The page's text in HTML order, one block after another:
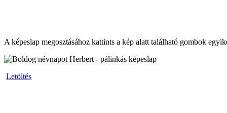
A képeslap megosztásához kattints a kép alatt található gombok
Letöltés